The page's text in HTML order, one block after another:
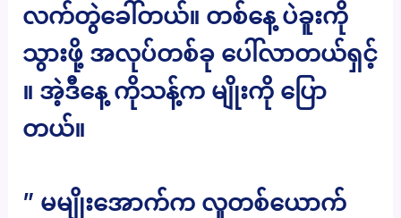
လက်တွဲခေါ်တယ်။ တစ်နေ့ ပဲခူးကို
သွားဖို့ အလုပ်တစ်ခု ပေါ်လာတယ်ရှင့်
။ အဲ့ဒီနေ့ ကိုသန့်က မျိုးကို ပြော
တယ်။
” မမျိုးအောက်က လူတစ်ယောက်